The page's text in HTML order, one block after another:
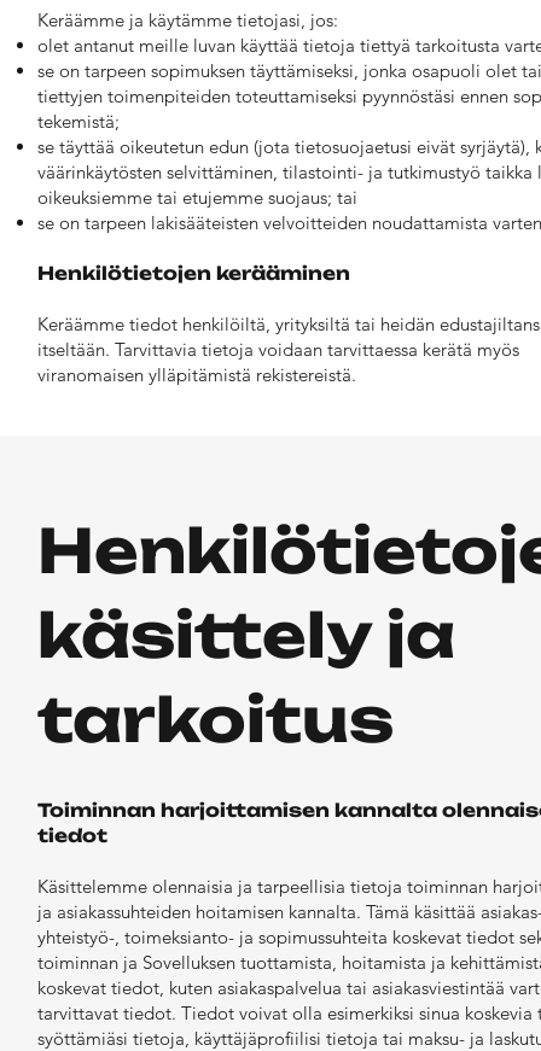
Keräämme ja käytämme tietojasi, jos:
olet antanut meille luvan käyttää tietoja tiettyä tarkoitusta
se on tarpeen sopimuksen täyttämiseksi, jonka osapuoli olet
tiettyjen toimenpiteiden toteuttamiseksi pyynnöstäsi ennen
tekemistä;
se täyttää oikeutetun edun (jota tietosuojaetusi eivät syrjäytä),
väärinkäytösten selvittäminen, tilastointi- ja tutkimustyö taikka
oikeuksiemme tai etujemme suojaus; tai
se on tarpeen lakisääteisten velvoitteiden noudattamista
Henkilötietojen kerääminen
Keräämme tiedot henkilöiltä, yrityksiltä tai heidän
itseltään. Tarvittavia tietoja voidaan tarvittaessa kerätä myös
viranomaisen ylläpitämistä rekistereistä.
käsittely ja
tarkoitus
Toiminnan harjoittamisen kannalta
tiedot
Käsittelemme olennaisia ja tarpeellisia tietoja toiminnan
ja asiakassuhteiden hoitamisen kannalta. Tämä käsittää
yhteistyö-, toimeksianto- ja sopimussuhteita koskevat tiedot
toiminnan ja Sovelluksen tuottamista, hoitamista ja
koskevat tiedot, kuten asiakaspalvelua tai asiakasviestintää
tarvittavat tiedot. Tiedot voivat olla esimerkiksi sinua koskevia
syöttämiäsi tietoja, käyttäjäprofiilisi tietoja tai maksu- ja